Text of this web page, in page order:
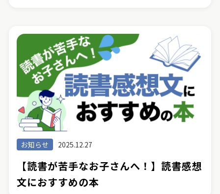
お知らせ 2025.12.27
【読書が苦手なお子さんへ！】読書感想
文におすすめの本